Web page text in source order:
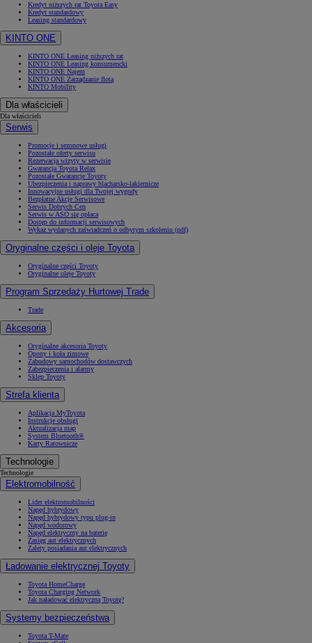
Kredyt niższych rat Toyota Easy
Kredyt standardowy
Leasing standardowy
KINTO ONE
KINTO ONE Leasing niższych rat
KINTO ONE Leasing konsumencki
KINTO ONE Najem
KINTO ONE Zarządzanie flotą
KINTO Mobility
Dla właścicieli
Dla właścicieli
Serwis
Promocje i sezonowe usługi
Pozostałe oferty serwisu
Rezerwacja wizyty w serwisie
Gwarancja Toyota Relax
Pozostałe Gwarancje Toyoty
Ubezpieczenia i naprawy blacharsko-lakiernicze
Innowacyjne usługi dla Twojej wygody
Bezpłatne Akcje Serwisowe
Serwis Dobrych Cen
Serwis w ASO się opłaca
Dostęp do informacji serwisowych
Wykaz wydanych zaświadczeń o odbytym szkoleniu (pdf)
Oryginalne części i oleje Toyota
Oryginalne części Toyoty
Oryginalne oleje Toyoty
Program Sprzedaży Hurtowej Trade
Trade
Akcesoria
Oryginalne akcesoria Toyoty
Opony i koła zimowe
Zabudowy samochodów dostawczych
Zabezpieczenia i alarmy
Sklep Toyoty
Strefa klienta
Aplikacja MyToyota
Instrukcje obsługi
Aktualizacja map
System Bluetooth®
Karty Ratownicze
Technologie
Technologie
Elektromobilność
Lider elektromobilności
Napęd hybrydowy
Napęd hybrydowy typu plug-in
Napęd wodorowy
Napęd elektryczny na baterię
Zasięg aut elektrycznych
Zalety posiadania aut elektrycznych
Ładowanie elektrycznej Toyoty
Toyota HomeCharge
Toyota Charging Network
Jak naładować elektryczną Toyotę?
Systemy bezpieczeństwa
Toyota T-Mate